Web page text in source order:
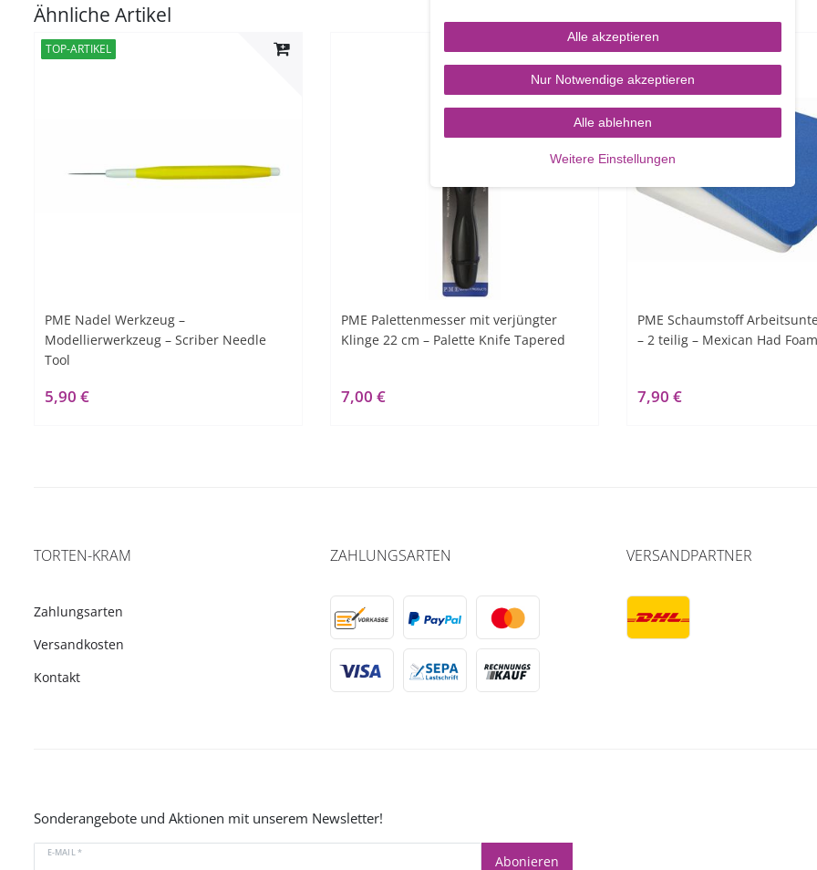
Ähnliche Artikel
TOP-ARTIKEL
PME Nadel Werkzeug –
Modellierwerkzeug – Scriber Needle
Tool
5,90 €
PME Palettenmesser mit verjüngter
Klinge 22 cm – Palette Knife Tapered
7,00 €
PME Schaumstoff
– 2 teilig – Mexican Had
7,90 €
TORTEN-KRAM
Zahlungsarten
Versandkosten
Kontakt
ZAHLUNGSARTEN VERSANDPARTNER
Sonderangebote und Aktionen mit unserem Newsletter!
E-MAIL *
Abonieren
Alle akzeptieren
Nur Notwendige akzeptieren
Alle ablehnen
Weitere Einstellungen